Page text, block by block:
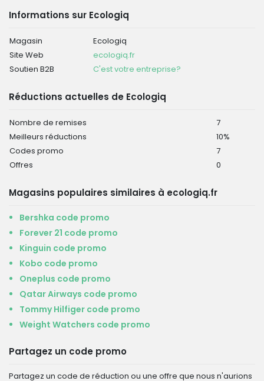
Informations sur Ecologiq
Magasin
Ecologiq
Site Web
ecologiq.fr
Soutien B2B
C'est votre entreprise?
Réductions actuelles de Ecologiq
Nombre de remises
7
Meilleurs réductions
10%
Codes promo
7
Offres
0
Magasins populaires similaires à ecologiq.fr
Bershka code promo
Forever 21 code promo
Kinguin code promo
Kobo code promo
Oneplus code promo
Qatar Airways code promo
Tommy Hilfiger code promo
Weight Watchers code promo
Partagez un code promo
Partagez un code de réduction ou une offre que nous n'aurions